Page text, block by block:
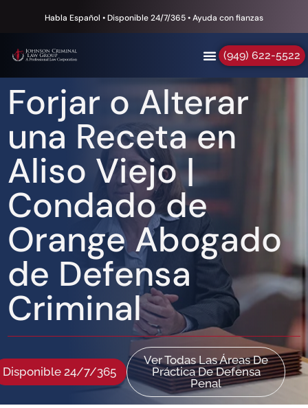
Habla Español • Disponible 24/7/365 • Ayuda con fianzas
(949) 622-5522
Forjar o Alterar
una Receta en
Aliso Viejo |
Condado de
Orange Abogado
de Defensa
Criminal
Disponible 24/7/365
Ver Todas Las Áreas De
Práctica De Defensa
Penal